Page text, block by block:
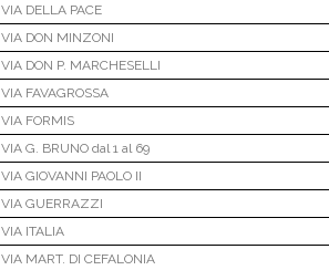
VIA DELLA PACE
VIA DON MINZONI
VIA DON P. MARCHESELLI
VIA FAVAGROSSA
VIA FORMIS
VIA G. BRUNO dal 1 al 69
VIA GIOVANNI PAOLO II
VIA GUERRAZZI
VIA ITALIA
VIA MART. DI CEFALONIA